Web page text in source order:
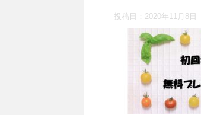
投稿日： 2020年11月8日